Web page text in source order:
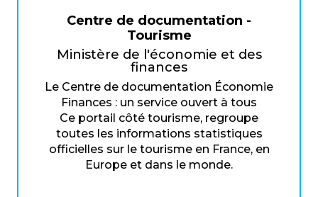
Centre de documentation -
Tourisme
Ministère de l'économie et des
finances
Le Centre de documentation Économie
Finances : un service ouvert à tous
Ce portail côté tourisme, regroupe
toutes les informations statistiques
officielles sur le tourisme en France, en
Europe et dans le monde.